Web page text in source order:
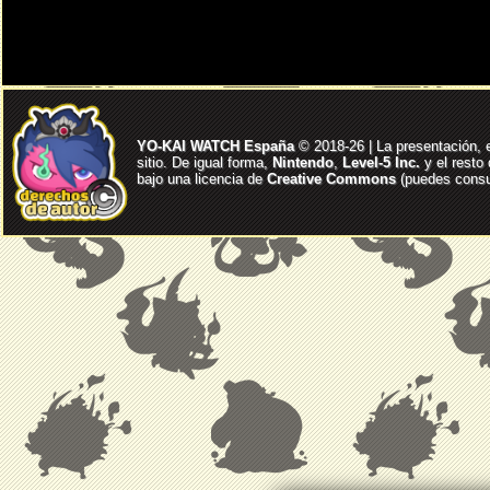
YO-KAI WATCH España© 2018-26 | La presentación,
sitio. De igual forma, Nintendo, Level-5 Inc. y el resto
bajo una licencia deCreative Commons(puedes